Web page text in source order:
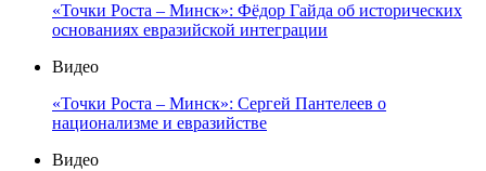
«Точки Роста – Минск»: Фёдор Гайда об исторических
основаниях евразийской интеграции
Видео
«Точки Роста – Минск»: Сергей Пантелеев о
национализме и евразийстве
Видео